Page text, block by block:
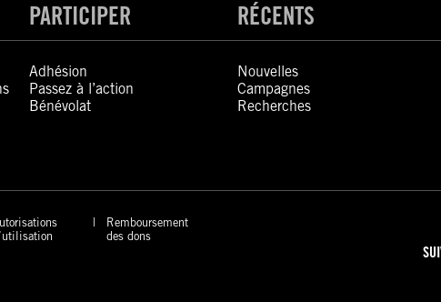
PARTICIPER
Adhésion
Passez à l’action
Bénévolat
RÉCENTS
Nouvelles
Campagnes
Recherches
Remboursement
des dons